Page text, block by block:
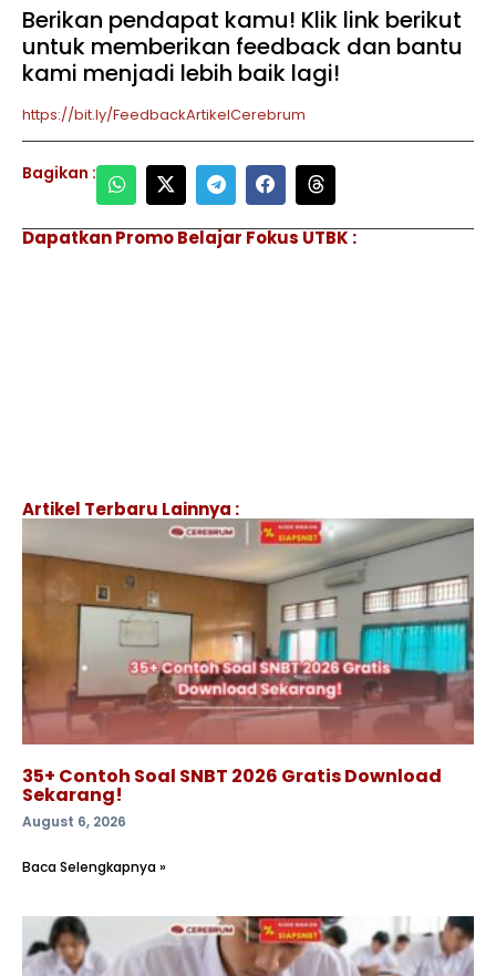
Berikan pendapat kamu! Klik link berikut
untuk memberikan feedback dan bantu
kami menjadi lebih baik lagi!
https://bit.ly/FeedbackArtikelCerebrum
Bagikan :
Dapatkan Promo Belajar Fokus UTBK :
Artikel Terbaru Lainnya :
35+ Contoh Soal SNBT 2026 Gratis Download
Sekarang!
August 6, 2026
Baca Selengkapnya »